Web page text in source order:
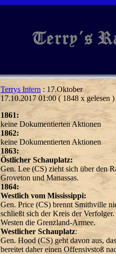
Terrys Intern : 17.Oktober
17.10.2017 01:00 ( 1848 x gelesen )
1861:
keine Dokumentierten Aktionen
1862:
keine Dokumentierten Aktionen
1863:
Östlicher Schauplatz:
Gen. Lee (CS) zieht sich über den
Groveton und Manassas.
1864:
Westlich vom Mississippi:
Gen. Price (CS) brennt Smithville
schließt sich der Kreis der
Westen die Grenzland-Armee.
Westlicher Schauplatz:
Gen. Hood (CS) geht davon aus,
bereitet daher einen Offensivstoß